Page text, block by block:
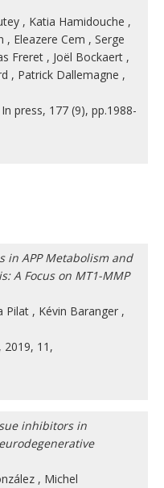
, Katia Hamidouche ,
, Eleazere Cem , Serge
Freret , Joël Bockaert ,
, Patrick Dallemagne ,
press, 177 (9), pp.1988-
in APP Metabolism and
A Focus on MT1-MMP
Pilat , Kévin Baranger ,
2019, 11,
inhibitors in
, Michel